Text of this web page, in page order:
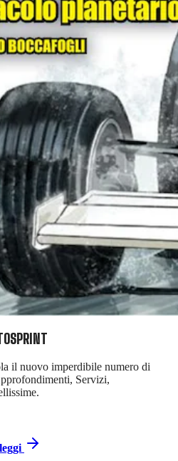
il nuovo imperdibile numero di
Servizi,